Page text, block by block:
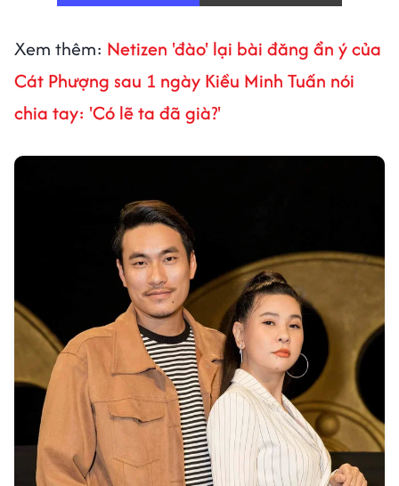
Xem thêm: Netizen 'đào' lại bài đăng ẩn ý của
Cát Phượng sau 1 ngày Kiều Minh Tuấn nói
chia tay: 'Có lẽ ta đã già?'